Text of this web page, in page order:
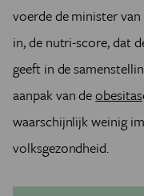
voerde de minister
in, de nutri-score, dat
geeft in de
aanpak van deobesitas
waarschijnlijk weinig
volksgezondheid.